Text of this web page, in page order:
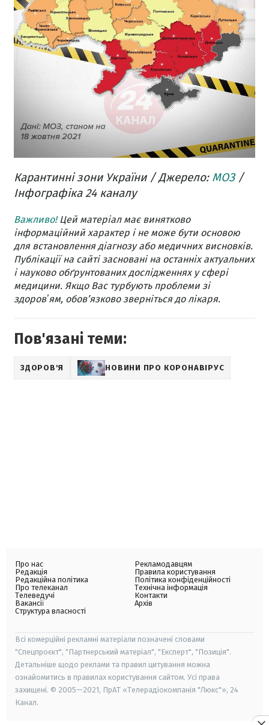
Карантинні зони України / Джерело: МОЗ /
Інфографіка 24 каналу
Важливо!Цей матеріал має винятково
інформаційний характер і не може бути основою
для встановлення діагнозу або медичних висновків.
Публікації на сайті засновані на останніх актуальних
і науково обґрунтованих дослідженнях у сфері
медицини. Якщо Вас турбують проблеми зі
здоровʼям, обов’язково зверніться до лікаря.
Пов'язані теми:
ЗДОРОВ'Я НОВИНИ ПРО КОРОНАВІРУС
Про нас
Редакція
Редакційна політика
Про телеканал
Телеведучі
Вакансії
Структура власності
Рекламодавцям
Правила користування
Політика конфіденційності
Технічна інформація
Контакти
Архів
Всі комерційні рекламні матеріали позначені словами
"Спецпроєкт", "Партнерський матеріал", "Експерт", "Позиція".
Детальніше щодо реклами та правил цитування можна
ознайомитись в правилах користування сайтом. Усі права
захищені. © 2005—2021, ПрАТ «Телерадіокомпанія "Люкс"», 24
Канал.